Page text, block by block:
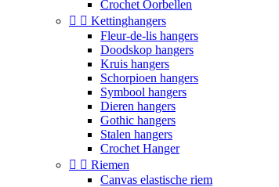
Crochet Oorbellen
  Kettinghangers
Fleur-de-lis hangers
Doodskop hangers
Kruis hangers
Schorpioen hangers
Symbool hangers
Dieren hangers
Gothic hangers
Stalen hangers
Crochet Hanger
  Riemen
Canvas elastische riem